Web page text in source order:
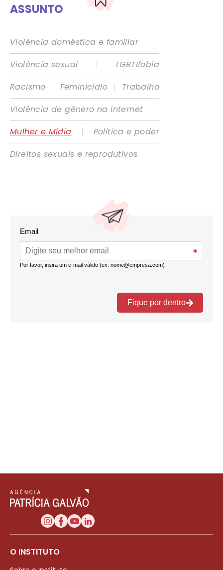
ASSUNTO
Violência doméstica e familiar
Violência sexual
|
LGBTIfobia
Racismo
| Feminicídio |
Trabalho
Violência de gênero na internet
Mulher e Mídia
|
Política e poder
Direitos sexuais e reprodutivos
O INSTITUTO